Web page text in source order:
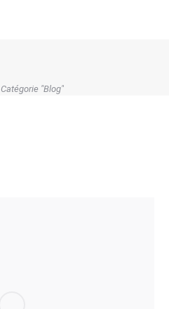
Catégorie "Blog"